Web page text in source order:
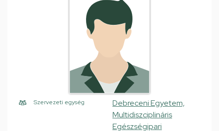
Szervezeti egység
Debreceni Egyetem,
Multidiszciplináris
Egészségipari